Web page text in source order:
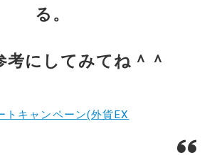
る。
考にしてみてね＾＾
トキャンペーン(外貨EX